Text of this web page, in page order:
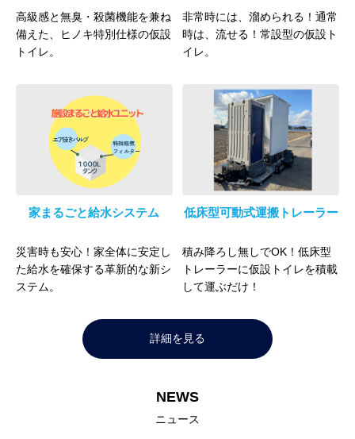
高級感と無臭・殺菌機能を兼ね
備えた、ヒノキ特別仕様の仮設
トイレ。
非常時には、溜められる！通常
時は、流せる！常設型の仮設ト
イレ。
家まるごと給水システム
災害時も安心！家全体に安定し
た給水を確保する革新的な新シ
ステム。
低床型可動式運搬トレーラー
積み降ろし無しでOK！低床型
トレーラーに仮設トイレを積載
して運ぶだけ！
詳細を見る
NEWS
ニュース